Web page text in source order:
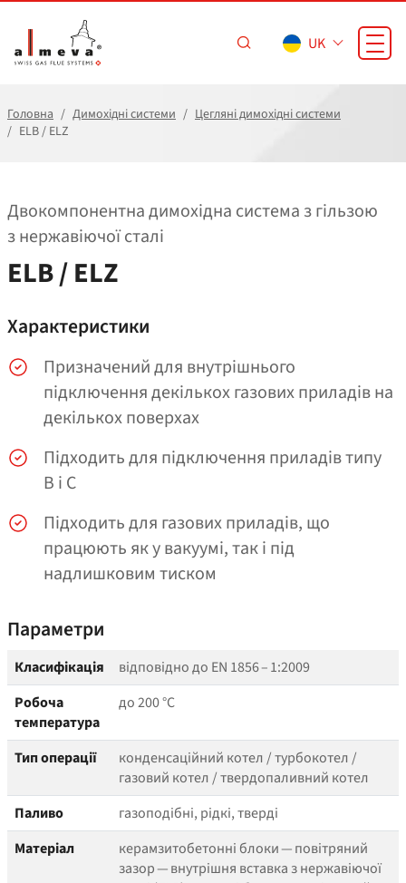
UK
Головна Димохідні системи
Цегляні димохідні системи
ELB / ELZ
Двокомпонентна димохідна система з гільзою
з нержавіючої сталі
ELB / ELZ
Характеристики
Призначений для внутрішнього
підключення декількох газових приладів на
декількох поверхах
Підходить для підключення приладів типу
B і C
Підходить для газових приладів, що
працюють як у вакуумі, так і під
надлишковим тиском
Параметри
Класифікація
відповідно до EN 1856 – 1:2009
Робоча
температура
до 200 °C
Тип операції
конденсаційний котел / турбокотел /
газовий котел / твердопаливний котел
Паливо
газоподібні, рідкі, тверді
Матеріал
керамзитобетонні блоки — повітряний
зазор — внутрішня вставка з нержавіючої